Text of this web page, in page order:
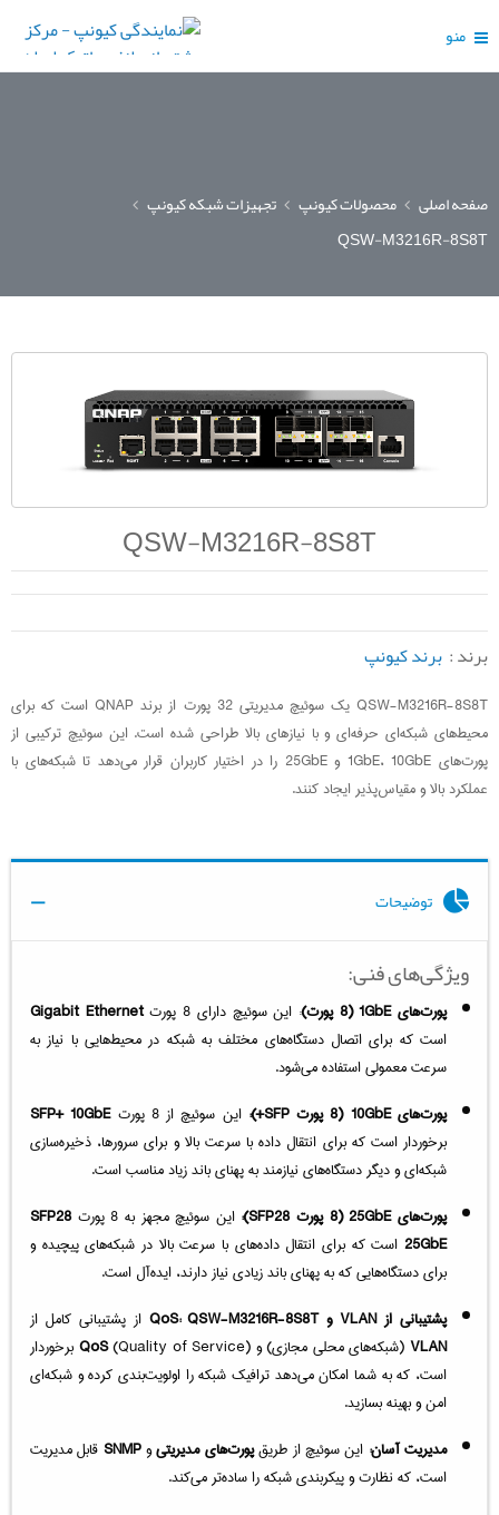
منو
صفحه اصلی محصولات کیونپ
تجهیزات شبکه کیونپ
QSW-M3216R-8S8T
QSW-M3216R-8S8T
برند : برند کیونپ
QSW-M3216R-8S8T یک سوئیچ مدیریتی 32 پورت از برند QNAP است که برای
محیط‌های شبکه‌ای حرفه‌ای و با نیازهای بالا طراحی شده است. این سوئیچ ترکیبی از
پورت‌های 1GbE، 10GbE و 25GbE را در اختیار کاربران قرار می‌دهد تا شبکه‌های با
عملکرد بالا و مقیاس‌پذیر ایجاد کنند.
توضیحات
ویژگی‌های فنی:
پورت‌های 1GbE (8 پورت) : این سوئیچ دارای 8 پورت
Gigabit Ethernet
است که برای اتصال دستگاه‌های مختلف به شبکه در محیط‌هایی با نیاز به
سرعت معمولی استفاده می‌شود.
پورت‌های 10GbE (8 پورت SFP+):
این سوئیچ از 8 پورت
SFP+ 10GbE
برخوردار است که برای انتقال داده با سرعت بالا و برای سرورها، ذخیره‌سازی
شبکه‌ای و دیگر دستگاه‌های نیازمند به پهنای باند زیاد مناسب است.
پورت‌های 25GbE (8 پورت SFP28):
این سوئیچ مجهز به 8 پورت
SFP28
25GbE است که برای انتقال داده‌های با سرعت بالا در شبکه‌های پیچیده و
برای دستگاه‌هایی که به پهنای باند زیادی نیاز دارند، ایده‌آل است.
پشتیبانی از VLAN و QoS:
QSW-M3216R-8S8T
از پشتیبانی کامل از
VLAN(شبکه‌های محلی مجازی) و QoS (Quality of Service) برخوردار
است، که به شما امکان می‌دهد ترافیک شبکه را اولویت‌بندی کرده و شبکه‌ای
امن و بهینه بسازید.
مدیریت آسان: این سوئیچ از طریقپورت‌های مدیریتیوSNMP قابل مدیریت
است، که نظارت و پیکربندی شبکه را ساده‌تر می‌کند.